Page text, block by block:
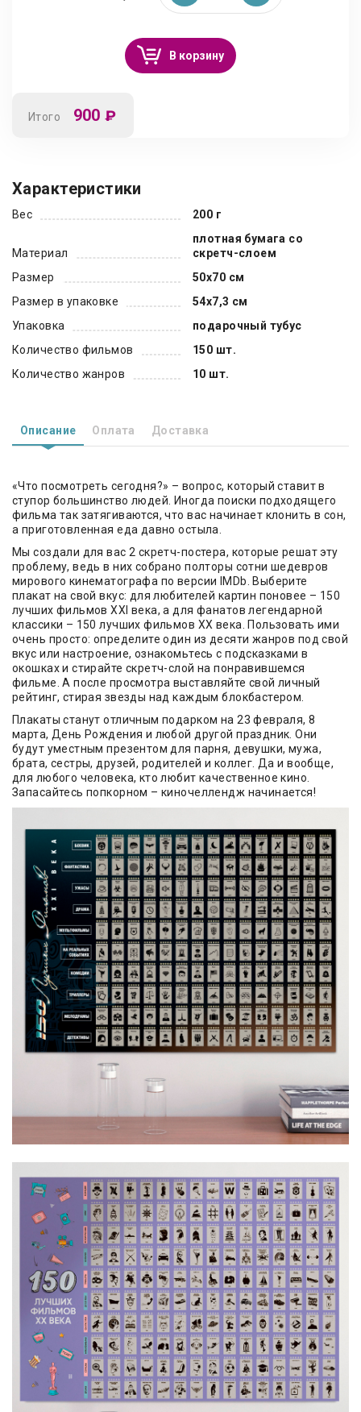
В корзину
Итого 900 ₽
Характеристики
Вес 200 г
Материал
плотная бумага со
скретч-слоем
Размер
50х70 см
Размер в упаковке
54х7,3 см
Упаковка
подарочный тубус
Количество фильмов
150 шт.
Количество жанров
10 шт.
Описание Оплата Доставка
«Что посмотреть сегодня?» – вопрос, который ставит в
ступор большинство людей. Иногда поиски подходящего
фильма так затягиваются, что вас начинает клонить в сон,
а приготовленная еда давно остыла.
Мы создали для вас 2 скретч-постера, которые решат эту
проблему, ведь в них собрано полторы сотни шедевров
мирового кинематографа по версии IMDb. Выберите
плакат на свой вкус: для любителей картин поновее – 150
лучших фильмов XXI века, а для фанатов легендарной
классики – 150 лучших фильмов XX века. Пользовать ими
очень просто: определите один из десяти жанров под свой
вкус или настроение, ознакомьтесь с подсказками в
окошках и стирайте скретч-слой на понравившемся
фильме. А после просмотра выставляйте свой личный
рейтинг, стирая звезды над каждым блокбастером.
Плакаты станут отличным подарком на 23 февраля, 8
марта, День Рождения и любой другой праздник. Они
будут уместным презентом для парня, девушки, мужа,
брата, сестры, друзей, родителей и коллег. Да и вообще,
для любого человека, кто любит качественное кино.
Запасайтесь попкорном – киночеллендж начинается!